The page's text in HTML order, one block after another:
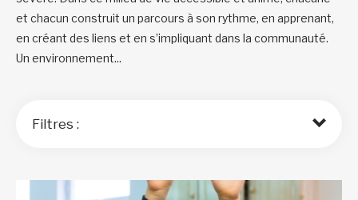
et chacun construit un parcours à son rythme, en apprenant,
en créant des liens et en s’impliquant dans la communauté.
Un environnement...
Filtres :